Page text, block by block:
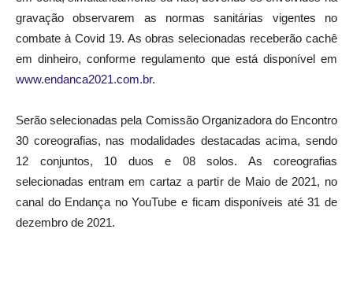
gravação observarem as normas sanitárias vigentes no
combate à Covid 19. As obras selecionadas receberão cachê
em dinheiro, conforme regulamento que está disponível em
www.endanca2021.com.br.
30 coreografias, nas modalidades destacadas acima, sendo
12 conjuntos, 10 duos e 08 solos. As coreografias
selecionadas entram em cartaz a partir de Maio de 2021, no
canal do Endança no YouTube e ficam disponíveis até 31 de
dezembro de 2021.